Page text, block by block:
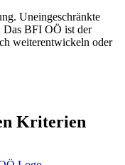
Uneingeschränkte
Das BFI OÖ ist der
weiterentwickeln oder
Kriterien